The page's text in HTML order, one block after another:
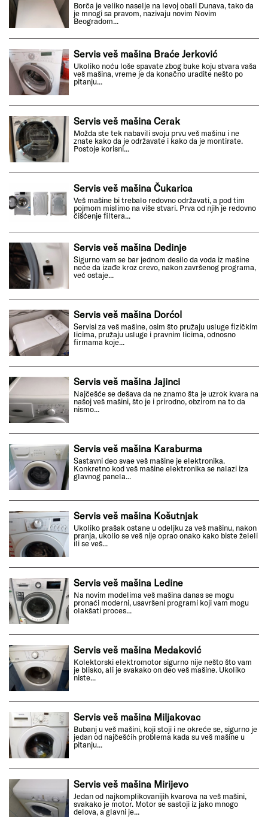
Borča je veliko naselje na levoj obali Dunava, tako da
je mnogi sa pravom, nazivaju novim Novim
Beogradom...
Servis veš mašina Braće Jerković
Ukoliko noću loše spavate zbog buke koju stvara vaša
veš mašina, vreme je da konačno uradite nešto po
pitanju...
Servis veš mašina Cerak
Možda ste tek nabavili svoju prvu veš mašinu i ne
znate kako da je održavate i kako da je montirate.
Postoje korisni...
Servis veš mašina Čukarica
Veš mašine bi trebalo redovno održavati, a pod tim
pojmom mislimo na više stvari. Prva od njih je redovno
čišćenje filtera...
Servis veš mašina Dedinje
Sigurno vam se bar jednom desilo da voda iz mašine
neće da izađe kroz crevo, nakon završenog programa,
već ostaje...
Servis veš mašina Dorćol
Servisi za veš mašine, osim što pružaju usluge fizičkim
licima, pružaju usluge i pravnim licima, odnosno
firmama koje...
Servis veš mašina Jajinci
Najčešće se dešava da ne znamo šta je uzrok kvara na
našoj veš mašini, što je i prirodno, obzirom na to da
nismo...
Servis veš mašina Karaburma
Sastavni deo svae veš mašine je elektronika.
Konkretno kod veš mašine elektronika se nalazi iza
glavnog panela...
Servis veš mašina Košutnjak
Ukoliko prašak ostane u odeljku za veš mašinu, nakon
pranja, ukolio se veš nije oprao onako kako biste želeli
ili se veš...
Servis veš mašina Ledine
Na novim modelima veš mašina danas se mogu
pronaći moderni, usavršeni programi koji vam mogu
olakšati proces...
Servis veš mašina Medaković
Kolektorski elektromotor sigurno nije nešto što vam
je blisko, ali je svakako on deo veš mašine. Ukoliko
niste...
Servis veš mašina Miljakovac
Bubanj u veš mašini, koji stoji i ne okreće se, sigurno je
jedan od najčešćih problema kada su veš mašine u
pitanju...
Servis veš mašina Mirijevo
Jedan od najkomplikovanijih kvarova na veš mašini,
svakako je motor. Motor se sastoji iz jako mnogo
delova, a glavni je...